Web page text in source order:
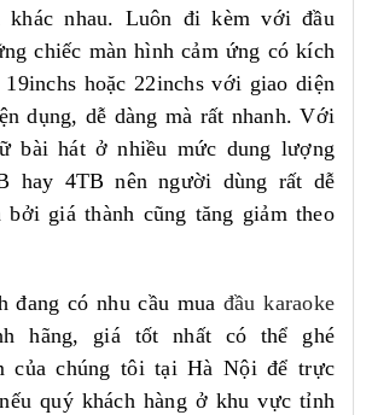
khác nhau. Luôn đi kèm với đầu
chiếc màn hình cảm ứng có kích
hoặc 22inchs với giao diện
dụng, dễ dàng mà rất nhanh. Với
bài hát ở nhiều mức dung lượng
hay 4TB nên người dùng rất dễ
bởi giá thành cũng tăng giảm theo
đang có nhu cầu mua đầu karaoke
hãng, giá tốt nhất có thể ghé
của chúng tôi tại Hà Nội để trực
quý khách hàng ở khu vực tỉnh